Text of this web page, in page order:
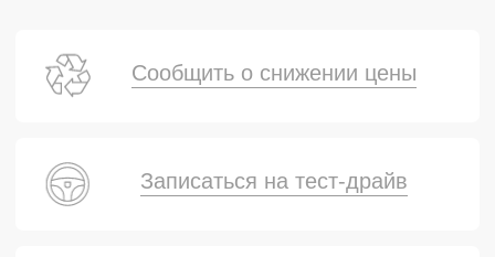
Сообщить о снижении цены
Записаться на тест-драйв